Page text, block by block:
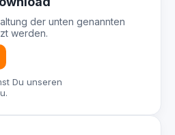
der unten genannten
werden.
Du unseren